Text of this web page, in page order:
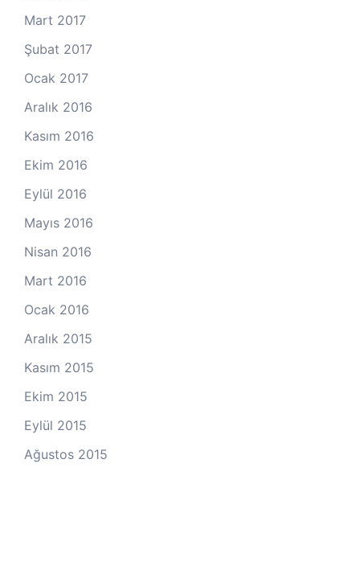
Mart 2017
Şubat 2017
Ocak 2017
Aralık 2016
Kasım 2016
Ekim 2016
Eylül 2016
Mayıs 2016
Nisan 2016
Mart 2016
Ocak 2016
Aralık 2015
Kasım 2015
Ekim 2015
Eylül 2015
Ağustos 2015